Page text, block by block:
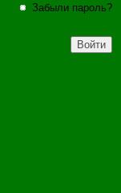
Забыли пароль?